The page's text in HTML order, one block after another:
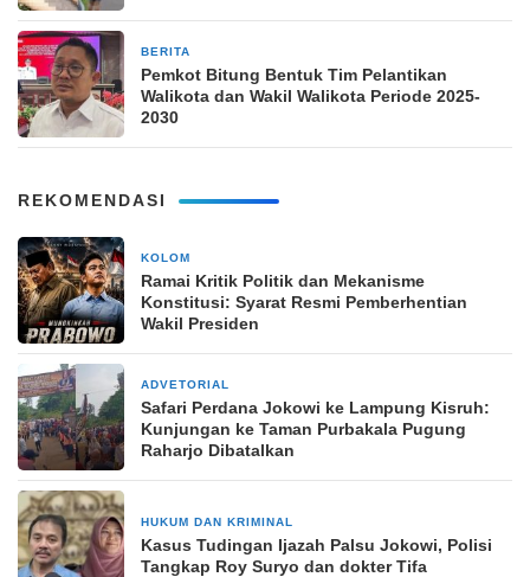
BERITA
Pemkot Bitung Bentuk Tim Pelantikan
Walikota dan Wakil Walikota Periode 2025-
2030
REKOMENDASI
KOLOM
Ramai Kritik Politik dan Mekanisme
Konstitusi: Syarat Resmi Pemberhentian
Wakil Presiden
ADVETORIAL
Safari Perdana Jokowi ke Lampung Kisruh:
Kunjungan ke Taman Purbakala Pugung
Raharjo Dibatalkan
HUKUM DAN KRIMINAL
Kasus Tudingan Ijazah Palsu Jokowi, Polisi
Tangkap Roy Suryo dan dokter Tifa